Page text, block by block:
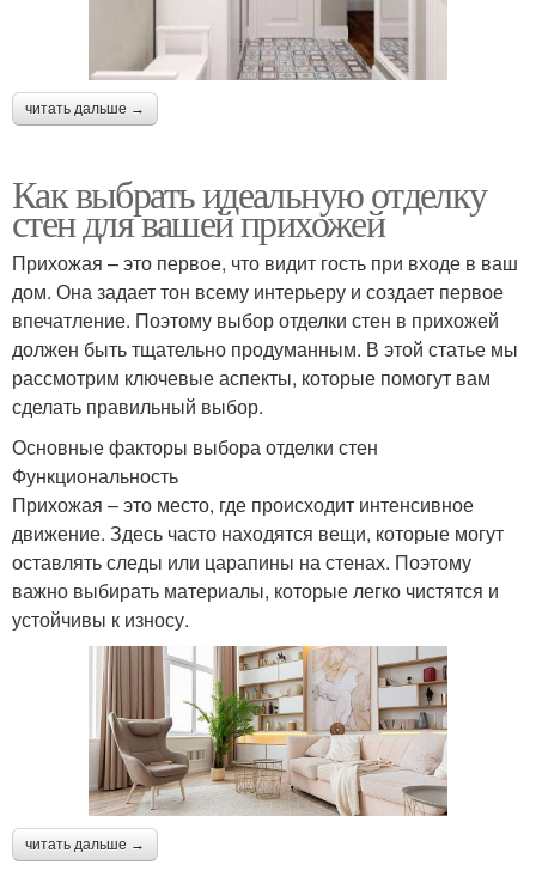
читать дальше →
Как выбрать идеальную отделку
стен для вашей прихожей
Прихожая – это первое, что видит гость при входе в ваш
дом. Она задает тон всему интерьеру и создает первое
впечатление. Поэтому выбор отделки стен в прихожей
должен быть тщательно продуманным. В этой статье мы
рассмотрим ключевые аспекты, которые помогут вам
сделать правильный выбор.
Основные факторы выбора отделки стен
Функциональность
Прихожая – это место, где происходит интенсивное
движение. Здесь часто находятся вещи, которые могут
оставлять следы или царапины на стенах. Поэтому
важно выбирать материалы, которые легко чистятся и
устойчивы к износу.
читать дальше →